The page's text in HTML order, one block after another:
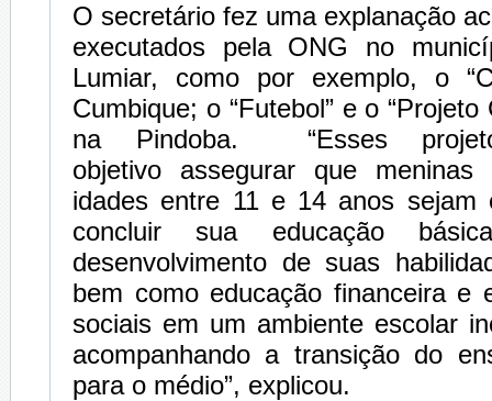
O secretário fez uma explanação
executados pela ONG no
Lumiar, como por exemplo, o
Cumbique; o “Futebol” e o “Projeto
na Pindoba. “Esses
objetivo assegurar que
idades entre 11 e 14 anos sejam
concluir sua educação
desenvolvimento de suas
bem como educação financeira e
sociais em um ambiente escolar
acompanhando a transição do
para o médio”, explicou.